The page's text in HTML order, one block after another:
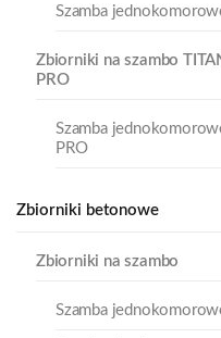
Szamba
Zbiorniki na szambo
PRO
Szamba
PRO
Zbiorniki betonowe
Zbiorniki na szambo
Szamba